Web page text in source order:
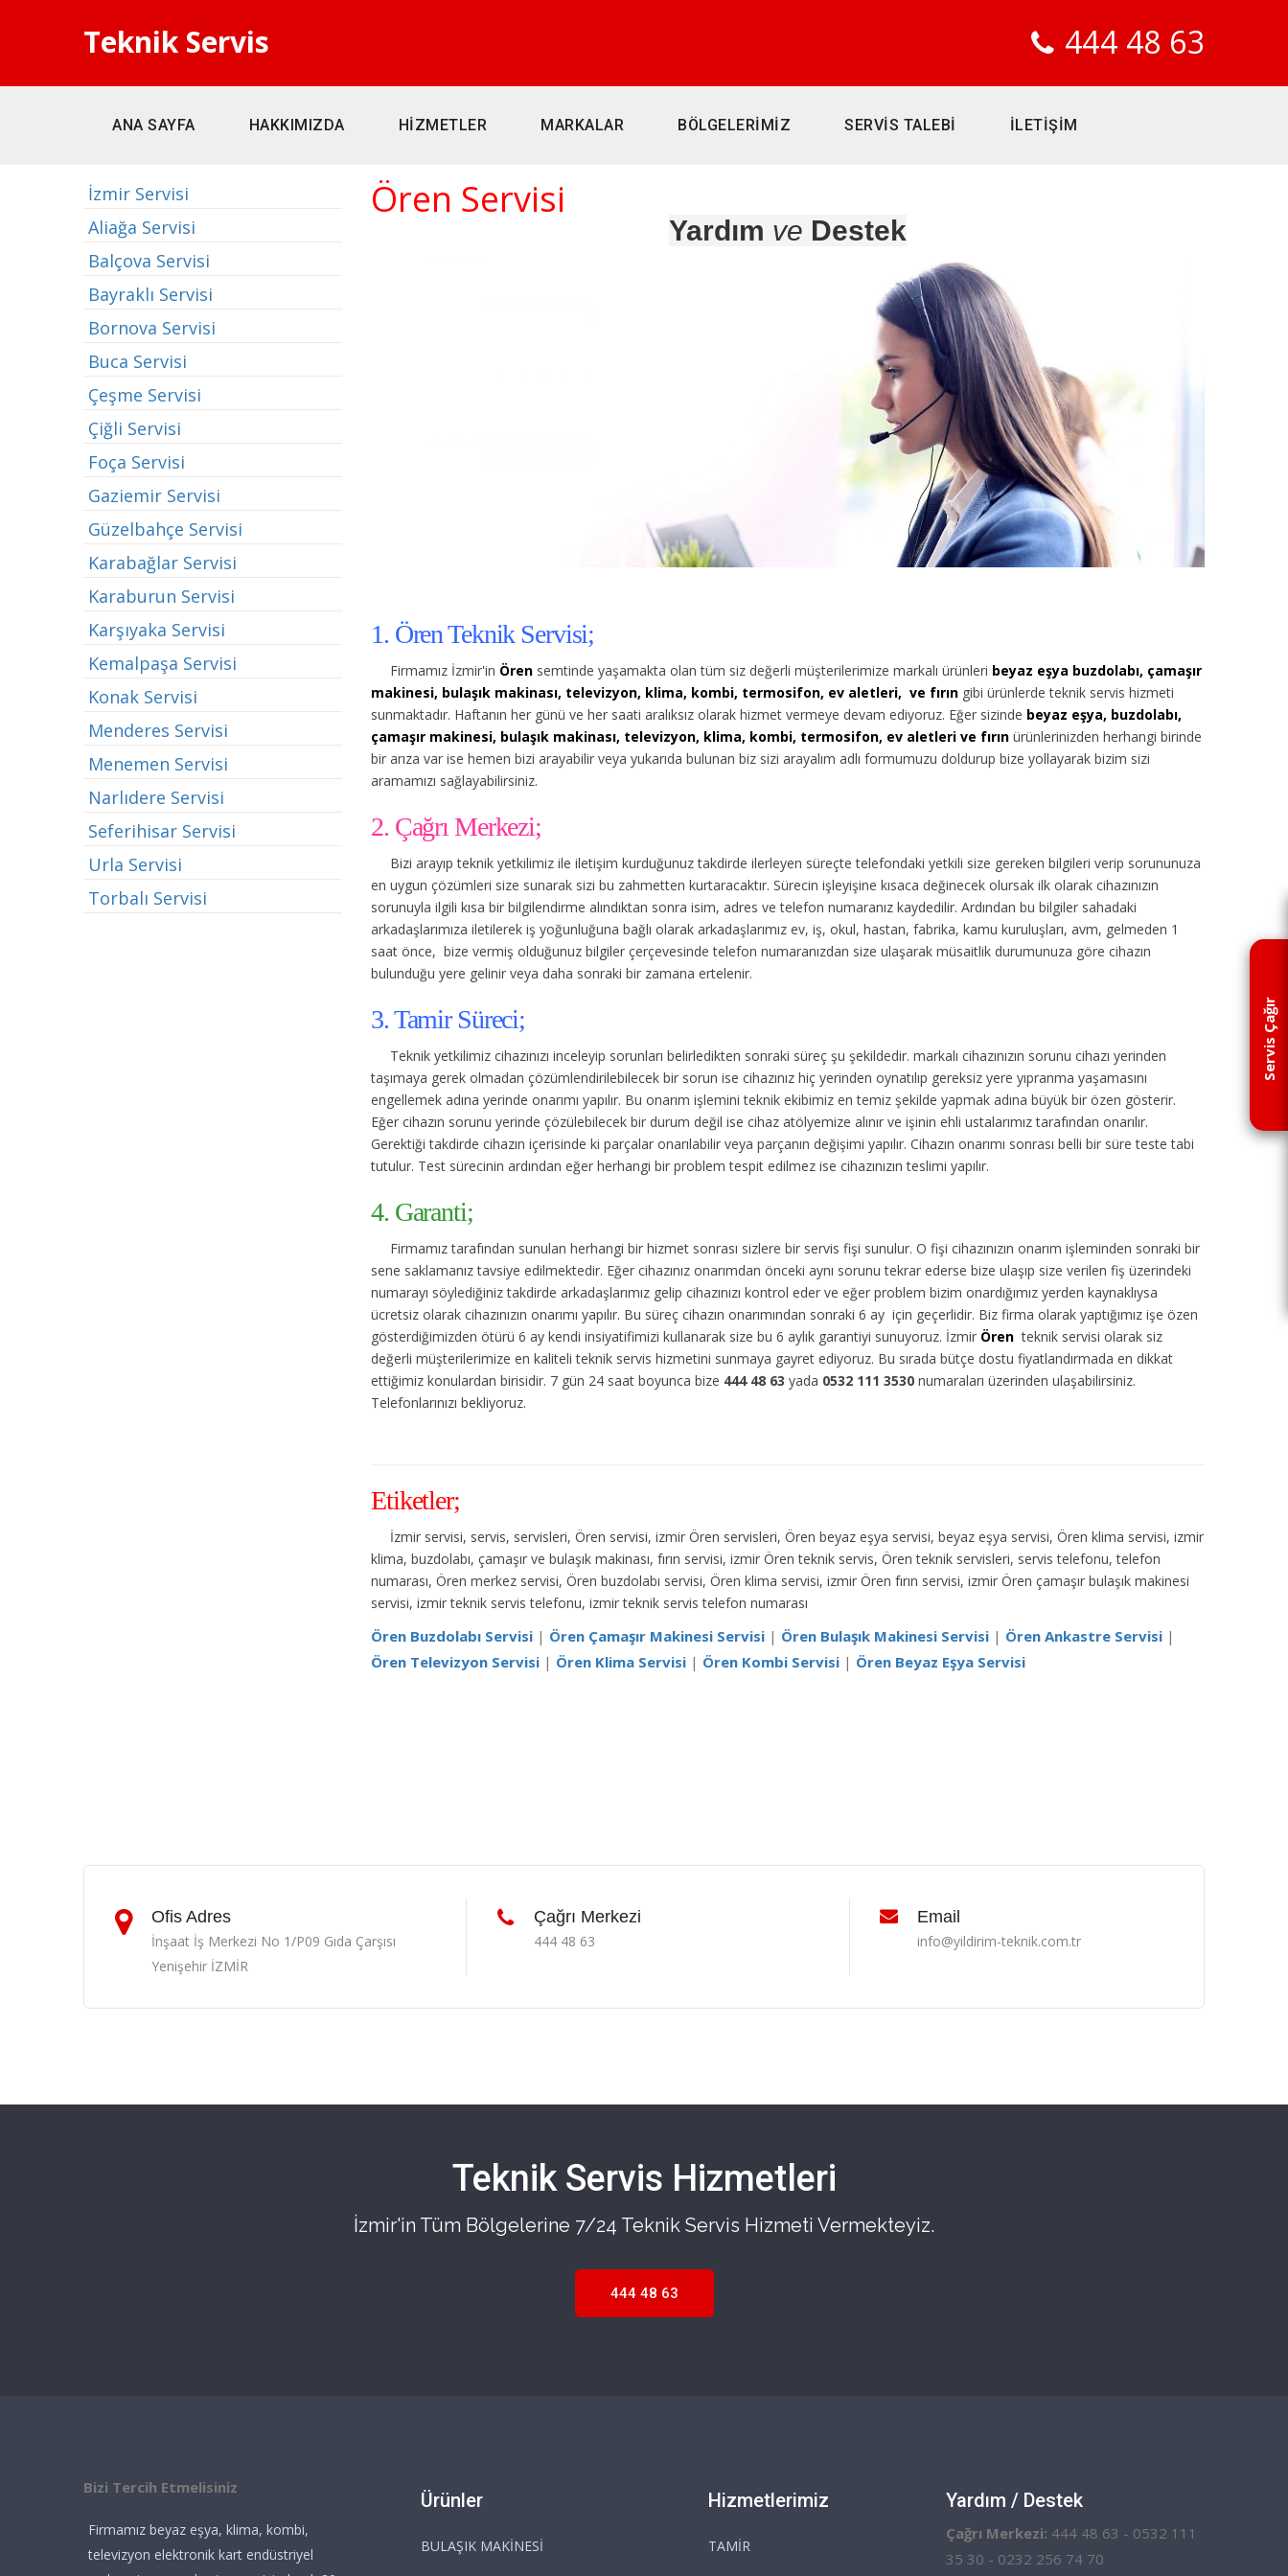
Servis Çağır
Teknik Servis 444 48 63
ANA SAYFA HAKKIMIZDA HİZMETLER MARKALAR BÖLGELERİMİZ SERVİS TALEBİ İLETİŞİM
İzmir Servisi
Aliağa Servisi
Balçova Servisi
Bayraklı Servisi
Bornova Servisi
Buca Servisi
Çeşme Servisi
Çiğli Servisi
Foça Servisi
Gaziemir Servisi
Güzelbahçe Servisi
Karabağlar Servisi
Karaburun Servisi
Karşıyaka Servisi
Kemalpaşa Servisi
Konak Servisi
Menderes Servisi
Menemen Servisi
Narlıdere Servisi
Seferihisar Servisi
Urla Servisi
Torbalı Servisi
Ören Servisi
Yardım ve Destek
1. Ören Teknik Servisi;
Firmamız İzmir'in Ören semtinde yaşamakta olan tüm siz değerli müşterilerimize markalı ürünleri beyaz eşya buzdolabı, çamaşır
makinesi, bulaşık makinası, televizyon, klima, kombi, termosifon, ev aletleri, ve fırın gibi ürünlerde teknik servis hizmeti
sunmaktadır. Haftanın her günü ve her saati aralıksız olarak hizmet vermeye devam ediyoruz. Eğer sizinde beyaz eşya, buzdolabı,
çamaşır makinesi, bulaşık makinası, televizyon, klima, kombi, termosifon, ev aletleri ve fırın ürünlerinizden herhangi birinde
bir arıza var ise hemen bizi arayabilir veya yukarıda bulunan biz sizi arayalım adlı formumuzu doldurup bize yollayarak bizim sizi
aramamızı sağlayabilirsiniz.
2. Çağrı Merkezi;
Bizi arayıp teknik yetkilimiz ile iletişim kurduğunuz takdirde ilerleyen süreçte telefondaki yetkili size gereken bilgileri verip sorununuza
en uygun çözümleri size sunarak sizi bu zahmetten kurtaracaktır. Sürecin işleyişine kısaca değinecek olursak ilk olarak cihazınızın
sorunuyla ilgili kısa bir bilgilendirme alındıktan sonra isim, adres ve telefon numaranız kaydedilir. Ardından bu bilgiler sahadaki
arkadaşlarımıza iletilerek iş yoğunluğuna bağlı olarak arkadaşlarımız ev, iş, okul, hastan, fabrika, kamu kuruluşları, avm, gelmeden 1
saat önce, bize vermiş olduğunuz bilgiler çerçevesinde telefon numaranızdan size ulaşarak müsaitlik durumunuza göre cihazın
bulunduğu yere gelinir veya daha sonraki bir zamana ertelenir.
3. Tamir Süreci;
Teknik yetkilimiz cihazınızı inceleyip sorunları belirledikten sonraki süreç şu şekildedir. markalı cihazınızın sorunu cihazı yerinden
taşımaya gerek olmadan çözümlendirilebilecek bir sorun ise cihazınız hiç yerinden oynatılıp gereksiz yere yıpranma yaşamasını
engellemek adına yerinde onarımı yapılır. Bu onarım işlemini teknik ekibimiz en temiz şekilde yapmak adına büyük bir özen gösterir.
Eğer cihazın sorunu yerinde çözülebilecek bir durum değil ise cihaz atölyemize alınır ve işinin ehli ustalarımız tarafından onarılır.
Gerektiği takdirde cihazın içerisinde ki parçalar onarılabilir veya parçanın değişimi yapılır. Cihazın onarımı sonrası belli bir süre teste tabi
tutulur. Test sürecinin ardından eğer herhangi bir problem tespit edilmez ise cihazınızın teslimi yapılır.
4. Garanti;
Firmamız tarafından sunulan herhangi bir hizmet sonrası sizlere bir servis fişi sunulur. O fişi cihazınızın onarım işleminden sonraki bir
sene saklamanız tavsiye edilmektedir. Eğer cihazınız onarımdan önceki aynı sorunu tekrar ederse bize ulaşıp size verilen fiş üzerindeki
numarayı söylediğiniz takdirde arkadaşlarımız gelip cihazınızı kontrol eder ve eğer problem bizim onardığımız yerden kaynaklıysa
ücretsiz olarak cihazınızın onarımı yapılır. Bu süreç cihazın onarımından sonraki 6 ay için geçerlidir. Biz firma olarak yaptığımız işe özen
gösterdiğimizden ötürü 6 ay kendi insiyatifimizi kullanarak size bu 6 aylık garantiyi sunuyoruz. İzmir Ören teknik servisi olarak siz
değerli müşterilerimize en kaliteli teknik servis hizmetini sunmaya gayret ediyoruz. Bu sırada bütçe dostu fiyatlandırmada en dikkat
ettiğimiz konulardan birisidir. 7 gün 24 saat boyunca bize 444 48 63 yada 0532 111 3530 numaraları üzerinden ulaşabilirsiniz.
Telefonlarınızı bekliyoruz.
Etiketler;
İzmir servisi, servis, servisleri, Ören servisi, izmir Ören servisleri, Ören beyaz eşya servisi, beyaz eşya servisi, Ören klima servisi, izmir
klima, buzdolabı, çamaşır ve bulaşık makinası, fırın servisi, izmir Ören teknik servis, Ören teknik servisleri, servis telefonu, telefon
numarası, Ören merkez servisi, Ören buzdolabı servisi, Ören klima servisi, izmir Ören fırın servisi, izmir Ören çamaşır bulaşık makinesi
servisi, izmir teknik servis telefonu, izmir teknik servis telefon numarası
Ören Buzdolabı Servisi | Ören Çamaşır Makinesi Servisi | Ören Bulaşık Makinesi Servisi | Ören Ankastre Servisi |
Ören Televizyon Servisi | Ören Klima Servisi | Ören Kombi Servisi | Ören Beyaz Eşya Servisi
Ofis Adres
İnşaat İş Merkezi No 1/P09 Gıda Çarşısı
Yenişehir İZMİR
Çağrı Merkezi
444 48 63
Email
info@yildirim-teknik.com.tr
Teknik Servis Hizmetleri
İzmir'in Tüm Bölgelerine 7/24 Teknik Servis Hizmeti Vermekteyiz.
444 48 63
Bizi Tercih Etmelisiniz
Firmamız beyaz eşya, klima, kombi,
televizyon elektronik kart endüstriyel
Ürünler
BULAŞIK MAKİNESİ
Hizmetlerimiz
TAMİR
Yardım / Destek
Çağrı Merkezi: 444 48 63 - 0532 111
35 30 - 0232 256 74 70